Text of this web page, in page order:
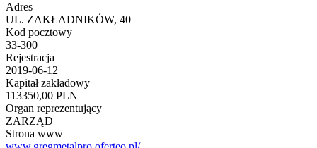
Adres
UL. ZAKŁADNIKÓW, 40
Kod pocztowy
33-300
Rejestracja
2019-06-12
Kapitał zakładowy
113350,00 PLN
Organ reprezentujący
ZARZĄD
Strona www